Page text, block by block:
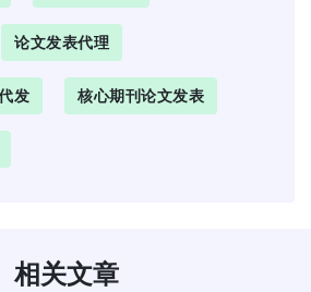
论文发表代理
发 核心期刊论文发表
相关文章